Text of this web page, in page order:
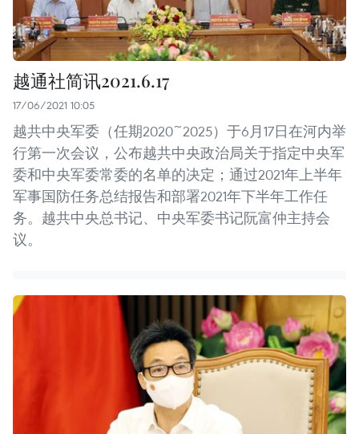
越通社简讯2021.6.17
17/06/2021 10:05
越共中央军委（任期2020~2025）于6月17日在河内举
行第一次会议，公布越共中央政治局关于指定中央军
委和中央军委常委的名单的决定；通过2021年上半年
军事国防任务总结报告和部署2021年下半年工作任
务。越共中央总书记、中央军委书记阮富仲主持会
议。